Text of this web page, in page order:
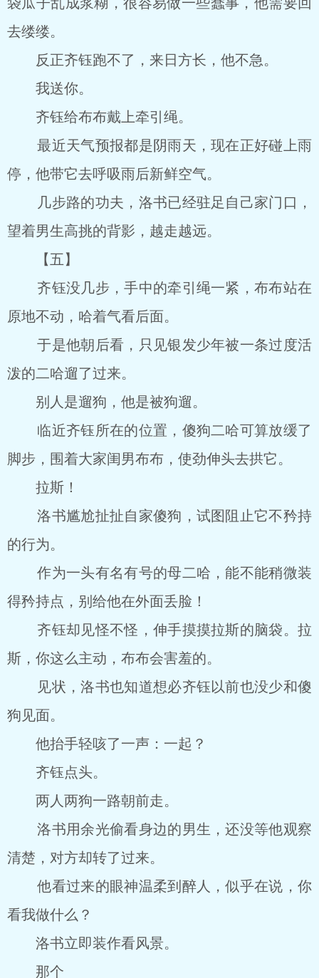
去缕缕。
反正齐钰跑不了，来日方长，他不急。
我送你。
齐钰给布布戴上牵引绳。
最近天气预报都是阴雨天，现在正好碰上雨
停，他带它去呼吸雨后新鲜空气。
几步路的功夫，洛书已经驻足自己家门口，
望着男生高挑的背影，越走越远。
【五】
齐钰没几步，手中的牵引绳一紧，布布站在
原地不动，哈着气看后面。
于是他朝后看，只见银发少年被一条过度活
泼的二哈遛了过来。
别人是遛狗，他是被狗遛。
临近齐钰所在的位置，傻狗二哈可算放缓了
脚步，围着大家闺男布布，使劲伸头去拱它。
拉斯！
洛书尴尬扯扯自家傻狗，试图阻止它不矜持
的行为。
作为一头有名有号的母二哈，能不能稍微装
得矜持点，别给他在外面丢脸！
齐钰却见怪不怪，伸手摸摸拉斯的脑袋。拉
斯，你这么主动，布布会害羞的。
见状，洛书也知道想必齐钰以前也没少和傻
狗见面。
他抬手轻咳了一声：一起？
齐钰点头。
两人两狗一路朝前走。
洛书用余光偷看身边的男生，还没等他观察
清楚，对方却转了过来。
他看过来的眼神温柔到醉人，似乎在说，你
看我做什么？
洛书立即装作看风景。
那个